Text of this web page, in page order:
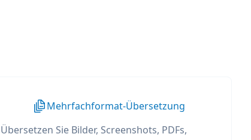
Mehrfachformat-Übersetzung
Übersetzen Sie Bilder, Screenshots, PDFs,